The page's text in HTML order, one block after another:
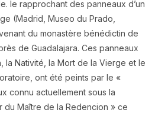
le rapprochant des panneaux d’un
(Madrid, Museo du Prado,
du monastère bénédictin de
de Guadalajara. Ces panneaux
la Nativité, la Mort de la Vierge et le
ont été peints par le «
connu actuellement sous la
du Maître de la Redencion » ce